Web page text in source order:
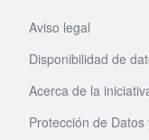
Aviso legal
Disponibilidad de
Acerca de la
Protección de Datos